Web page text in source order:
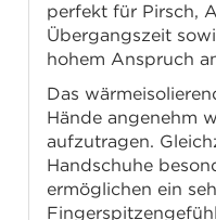
perfekt für Pirsch,
Übergangszeit
hohem Anspruch
Das
Hände angenehm
aufzutragen.
Handschuhe
ermöglichen ein